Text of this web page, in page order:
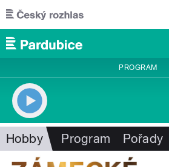
Přejít k hlavnímu obsahu
PROGRAM
Hobby Program Pořady